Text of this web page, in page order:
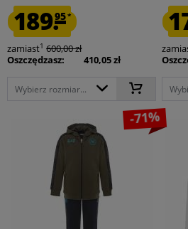
189.95*
zamiast1 600,00 zł
Oszczędzasz:
410,05 zł
Wybierz rozmiar...
-71%